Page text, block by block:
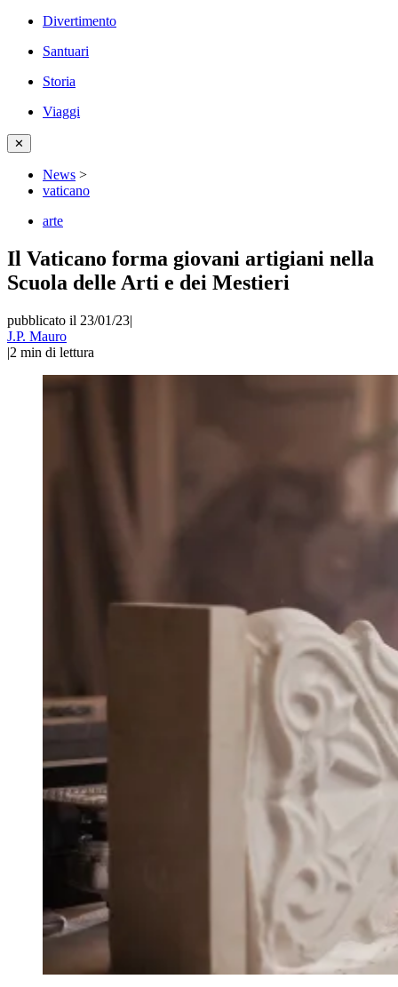
Divertimento
Santuari
Storia
Viaggi
✕
News >
vaticano
arte
Il Vaticano forma giovani artigiani nella
Scuola delle Arti e dei Mestieri
pubblicato il 23/01/23|
J.P. Mauro
|2 min di lettura